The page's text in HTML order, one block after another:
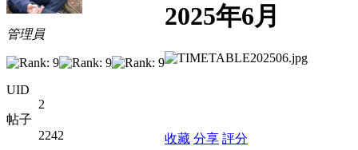
管理員
UID
2
帖子
2242
2025年6月
收藏 分享 評分